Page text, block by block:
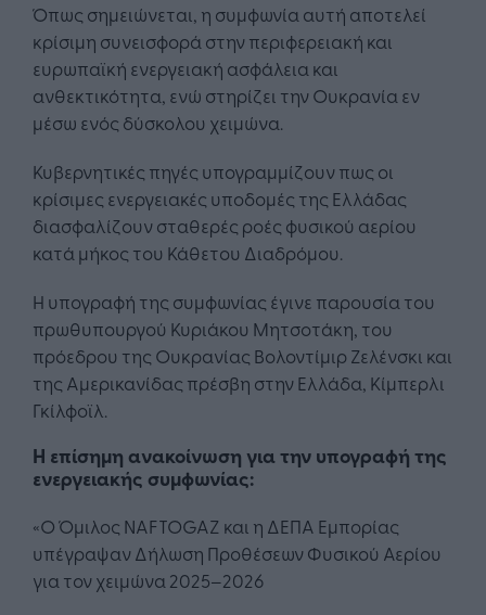
Όπως σημειώνεται, η συμφωνία αυτή αποτελεί
κρίσιμη συνεισφορά στην περιφερειακή και
ευρωπαϊκή ενεργειακή ασφάλεια και
ανθεκτικότητα, ενώ στηρίζει την Ουκρανία εν
μέσω ενός δύσκολου χειμώνα.
Κυβερνητικές πηγές υπογραμμίζουν πως οι
κρίσιμες ενεργειακές υποδομές της Ελλάδας
διασφαλίζουν σταθερές ροές φυσικού αερίου
κατά μήκος του Κάθετου Διαδρόμου.
Η υπογραφή της συμφωνίας έγινε παρουσία του
πρωθυπουργού Κυριάκου Μητσοτάκη, του
πρόεδρου της Ουκρανίας Βολοντίμιρ Ζελένσκι και
της Αμερικανίδας πρέσβη στην Ελλάδα, Κίμπερλι
Γκίλφοϊλ.
Η επίσημη ανακοίνωση για την υπογραφή της
ενεργειακής συμφωνίας:
«O Όμιλος NAFTOGAZ και η ΔΕΠΑ Εμπορίας
υπέγραψαν Δήλωση Προθέσεων Φυσικού Αερίου
για τον χειμώνα 2025–2026